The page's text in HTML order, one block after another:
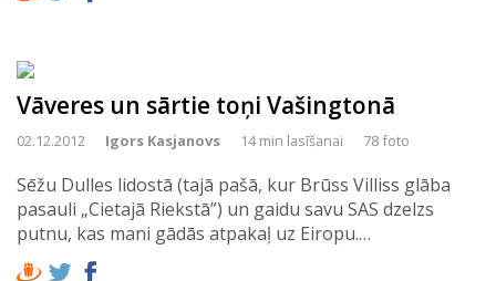
Vāveres un sārtie toņi Vašingtonā
02.12.2012 Igors Kasjanovs 14 min lasīšanai 78 foto
Sēžu Dulles lidostā (tajā pašā, kur Brūss Villiss glāba
pasauli „Cietajā Riekstā”) un gaidu savu SAS dzelzs
putnu, kas mani gādās atpakaļ uz Eiropu.…